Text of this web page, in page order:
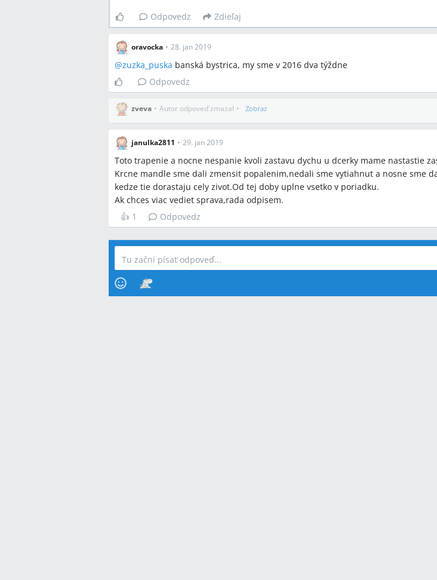
Odpovedz Zdieľaj
oravocka • 28. jan 2019
@zuzka_puska banská bystrica, my sme v 2016 dva týždne
Odpovedz
zveva • Autor odpoveď zmazal • Zobraz
janulka2811 • 29. jan 2019
Toto trapenie a nocne nespanie kvoli zastavu dychu u dcerky mame nastastie
Krcne mandle sme dali zmensit popalenim,nedali sme vytiahnut a nosne sme
kedze tie dorastaju cely zivot.Od tej doby uplne vsetko v poriadku.
Ak chces viac vediet sprava,rada odpisem.
👍 1 Odpovedz